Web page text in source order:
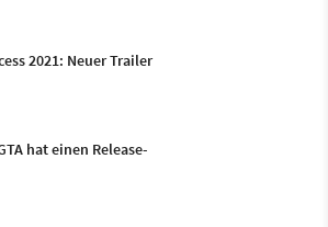
2021: Neuer Trailer
hat einen Release-